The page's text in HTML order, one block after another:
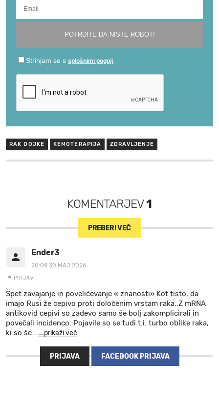
RAK DOJKE KEMOTERAPIJA ZDRAVLJENJE
KOMENTARJEV1
PREBERI VEČ
Ender3
20:09 30.MAJ 2026.
PRIJAVI
Spet zavajanje in povelićevanje « znanosti» Kot tisto, da
imajo Rusi že cepivo proti določenim vrstam raka..Z mRNA
antikovid cepivi so zadevo samo še bolj zakomplicirali in
povečali incidenco. Pojavile so se tudi t.i. turbo oblike raka,
ki so še… ...prikaži več
PRIJAVA FACEBOOK PRIJAVA